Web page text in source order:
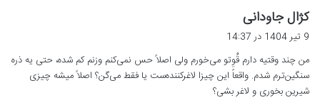
کژال جاودانی
ف
9 تیر 1404 در 14:37
من چند وقتیه دارم قُوِتو می‌خورم ولی اصلاً حس نمی‌کنم وزنم کم شده، حتی یه ذره
سنگین‌ترم شدم. واقعاً این چیزا لاغرکننده‌ست یا فقط می‌گن؟ اصلاً میشه چیزی
شیرین بخوری و لاغر بشی؟